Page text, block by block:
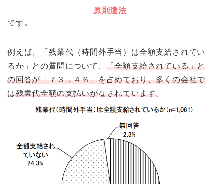
原則違法
です。
例えば、「残業代（時間外手当）は全額支給されてい
るか」との質問について、 「全額支給されている」と
の回答が「７３．４％」を占めており、多くの会社で
は残業代全額の支払いがなされています。